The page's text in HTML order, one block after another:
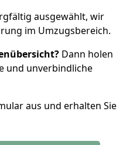
ausgewählt, wir
im Umzugsbereich.
Dann holen
und unverbindliche
aus und erhalten Sie